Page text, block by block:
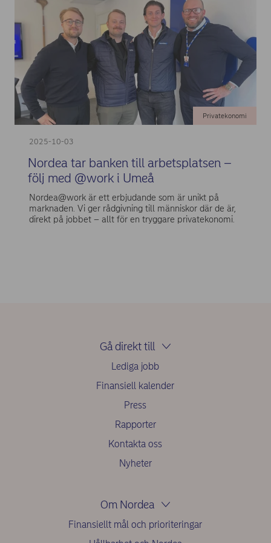
2025-10-03
Privatekonomi
Nordea tar banken till arbetsplatsen –
följ med @work i Umeå
Nordea@work är ett erbjudande som är unikt på
marknaden. Vi ger rådgivning till människor där de är,
direkt på jobbet – allt för en tryggare privatekonomi.
Gå direkt till
Lediga jobb
Finansiell kalender
Press
Rapporter
Kontakta oss
Nyheter
Om Nordea
Finansiellt mål och prioriteringar